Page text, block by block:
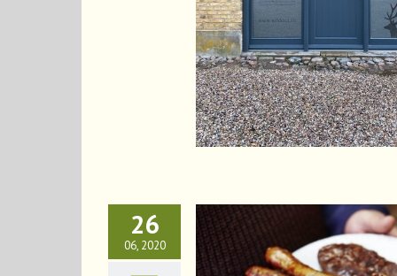
26
06, 2020